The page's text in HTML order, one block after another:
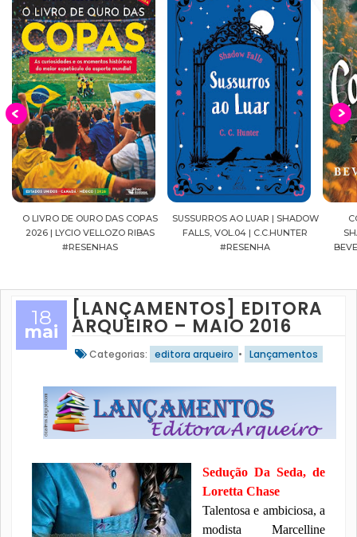
O LIVRO DE OURO DAS COPAS
2026 | LYCIO VELLOZO RIBAS
#RESENHAS
SUSSURROS AO LUAR | SHADOW
FALLS, VOL.04 | C.C.HUNTER
#RESENHA
18
mai
[LANÇAMENTOS] EDITORA
ARQUEIRO – MAIO 2016
Categorias: editora arqueiro • Lançamentos
Sedução Da Seda, de
Loretta Chase
Talentosa e ambiciosa, a
modista Marcelline